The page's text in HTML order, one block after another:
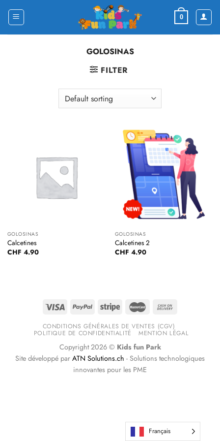
0
GOLOSINAS
FILTER
GOLOSINAS
Calcetines
CHF 4.90
GOLOSINAS
Calcetines 2
CHF 4.90
CONDITIONS GÉNÉRALES DE VENTES (CGV)
POLITIQUE DE CONFIDENTIALITÉ MENTION LÉGAL
Copyright 2026 © Kids fun Park
Site développé par ATN Solutions.ch - Solutions technologiques
innovantes pour les PME
Français